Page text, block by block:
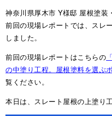
神奈川県厚木市 Y様邸 屋根塗装
前回の現場レポートでは、スレ
しました。
前回の現場レポートはこちらの
の中塗り工程。屋根塗料を選ぶ
覧ください。
本日は、スレート屋根の上塗り